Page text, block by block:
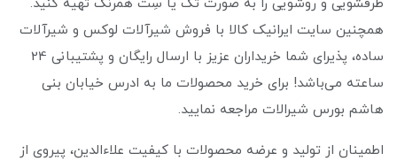
ظرفشویی و روشویی را به صورت تک یا سِت همرنگ تهیه کنید.
همچنین سایت ایرانیک کالا با فروش شیرآلات لوکس و شیرآلات
ساده، پذیرای شما خریداران عزیز با ارسال رایگان و پشتیبانی 24
ساعته می‌باشد! برای خرید محصولات ما به ادرس خیابان بنی
هاشم بورس شیرالات مراجعه نمایید.
اطمینان از تولید و عرضه محصولات با کیفیت علاء‌الدین، پیروی از